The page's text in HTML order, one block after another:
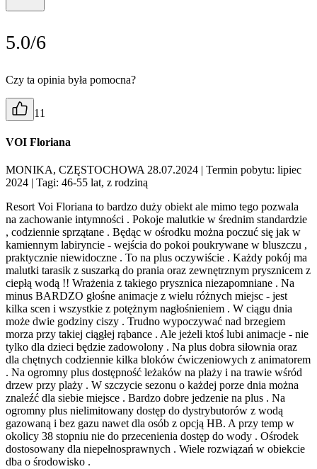
5.0/6
Czy ta opinia była pomocna?
11
VOI Floriana
MONIKA, CZĘSTOCHOWA 28.07.2024 | Termin pobytu: lipiec
2024 | Tagi: 46-55 lat, z rodziną
Resort Voi Floriana to bardzo duży obiekt ale mimo tego pozwala
na zachowanie intymności . Pokoje malutkie w średnim standardzie
, codziennie sprzątane . Będąc w ośrodku można poczuć się jak w
kamiennym labiryncie - wejścia do pokoi poukrywane w bluszczu ,
praktycznie niewidoczne . To na plus oczywiście . Każdy pokój ma
malutki tarasik z suszarką do prania oraz zewnętrznym prysznicem z
ciepłą wodą !! Wrażenia z takiego prysznica niezapomniane . Na
minus BARDZO głośne animacje z wielu różnych miejsc - jest
kilka scen i wszystkie z potężnym nagłośnieniem . W ciągu dnia
może dwie godziny ciszy . Trudno wypoczywać nad brzegiem
morza przy takiej ciągłej rąbance . Ale jeżeli ktoś lubi animacje - nie
tylko dla dzieci będzie zadowolony . Na plus dobra siłownia oraz
dla chętnych codziennie kilka bloków ćwiczeniowych z animatorem
. Na ogromny plus dostępność leżaków na plaży i na trawie wśród
drzew przy plaży . W szczycie sezonu o każdej porze dnia można
znaleźć dla siebie miejsce . Bardzo dobre jedzenie na plus . Na
ogromny plus nielimitowany dostęp do dystrybutorów z wodą
gazowaną i bez gazu nawet dla osób z opcją HB. A przy temp w
okolicy 38 stopniu nie do przecenienia dostęp do wody . Ośrodek
dostosowany dla niepełnosprawnych . Wiele rozwiązań w obiekcie
dba o środowisko .